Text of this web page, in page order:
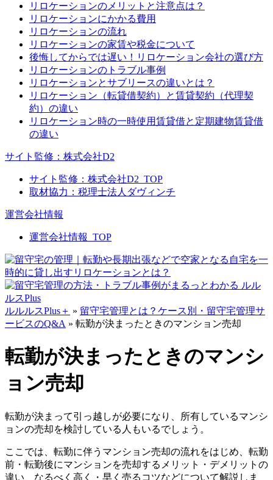
リロケーションのメリットと注意点は？
リロケーションにかかる費用
リロケーションの流れ
リロケーションの家賃や税金について
後悔してからでは遅い！リロケーション会社の選び方
リロケーションのトラブル事例
リロケーションとサブリースの違いとは？
リロケーション（転貸借契約）と賃貸契約（代理契
約）の違い
リロケーション時の一時使用賃貸借と定期建物賃貸借
の違い
サイト監修：株式会社D2
サイト監修：株式会社D2_TOP
取材協力：税理士法人ダヴィンチ
運営会社情報
運営会社情報_TOP
ルルルスPlus＋ » 留守宅管理とは？ケース別・留守宅管理サ
ービスのQ&A » 転勤が決まったときのマンション売却
転勤が決まったときのマンシ
ョン売却
転勤が決まって引っ越しが必要になり、所有しているマンシ
ョンの売却を検討している人もいるでしょう。
ここでは、転勤に伴うマンション売却の流れをはじめ、転勤
前・転勤後にマンションを売却するメリット・デメリットの
違い、なるべく高く・早く売るコツなどについて解説しま